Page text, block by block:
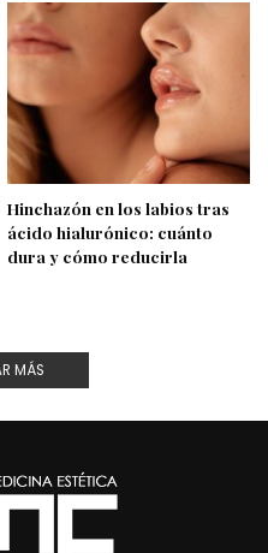
Hinchazón en los labios tras
ácido hialurónico: cuánto
dura y cómo reducirla
MÁS